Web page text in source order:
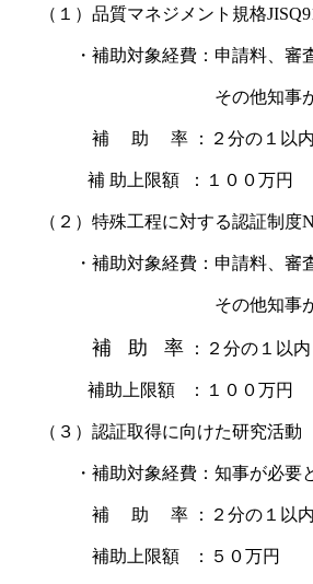
（１）品質マネジメント規格
・補助対象経費：申請料、審査
その他知事が必要
補 助 率 ：​２分の１以内（ただ
補 助上限額 ：１００万円
（２）特殊工程に対する認証制度
・補助対象経費：申請料、審査
その他知事が必要
補 助 率 ：​２分の１以
補助上限額 ：１００
（３）認証取得に向けた研究活動
・補助対象経費：知事が必要
補 助 率 ：２分の１以内（ただ
補助上限額 ：５０万円